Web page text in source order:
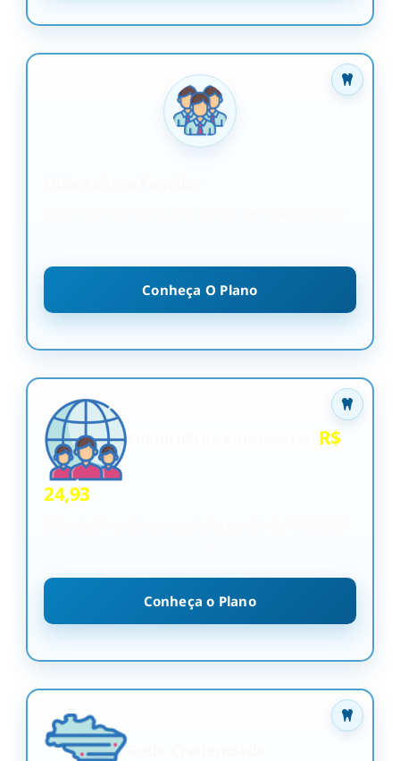
Conheça O Plano
R$
24,93
Conheça o Plano